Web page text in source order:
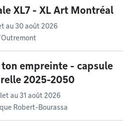
XL7 - XL Art Montréal
au 30 août 2026
ton empreinte - capsule
2025-2050
au 31 août 2026
Robert-Bourassa